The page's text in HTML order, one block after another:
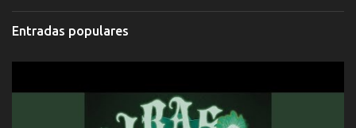
cada que intentas cantar Cada que intentas rapear, cada que
intentas rimar Pobre payaso que usa a todo el mundo pa' conectar
con la gente Dices "Latino Gang" pero pisas a to'a tu gente Pa’ dar
menos se prudente Hoy me sabe a mierda, traigo un Balvin en los
dientes Por falta de empatía le toca ser resiliente ¿Acaso eres
Entradas populares